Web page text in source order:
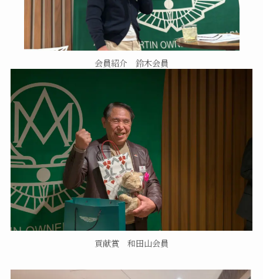
会員紹介 鈴木会員
貢献賞 和田山会員